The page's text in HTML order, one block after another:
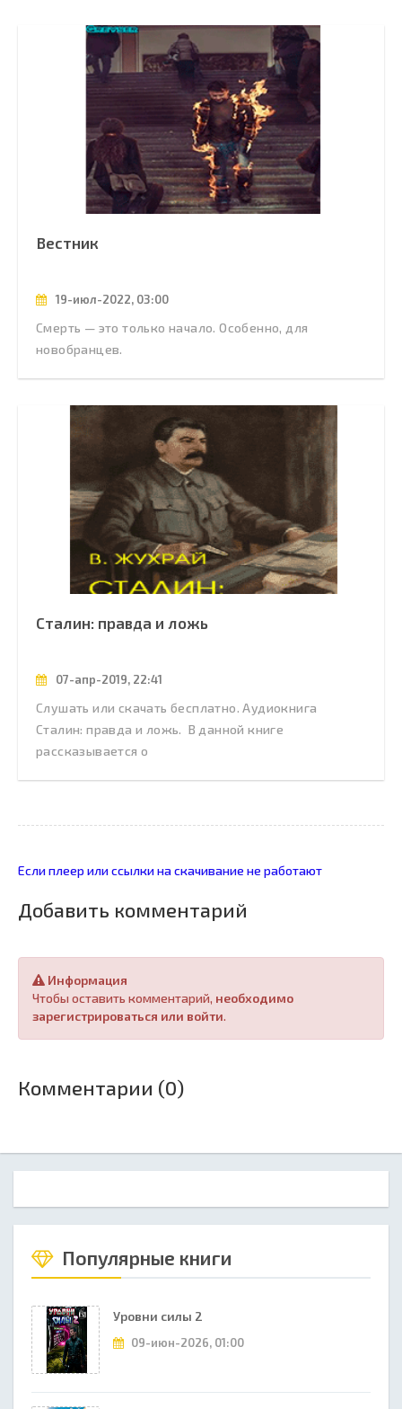
Вестник
19-июл-2022, 03:00
Смерть — это только начало. Особенно, для
новобранцев.
Сталин: правда и ложь
07-апр-2019, 22:41
Слушать или скачать бесплатно. Аудиокнига
Сталин: правда и ложь. В данной книге
рассказывается о
Если плеер или ссылки на скачивание не работают
Добавить комментарий
Информация
Чтобы оставить комментарий, необходимо
зарегистрироваться или войти.
Комментарии (0)
Популярные книги
Уровни силы 2
09-июн-2026, 01:00